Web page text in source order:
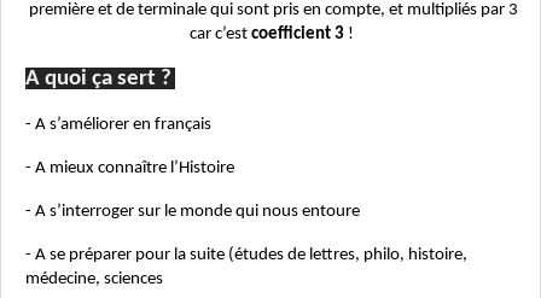
première et de terminale qui sont pris en compte, et multipliés par 3
car c’est coefficient 3 !
A quoi ça sert ?
- A s’améliorer en français
- A mieux connaître l’Histoire
- A s’interroger sur le monde qui nous entoure
- A se préparer pour la suite (études de lettres, philo, histoire,
médecine, sciences